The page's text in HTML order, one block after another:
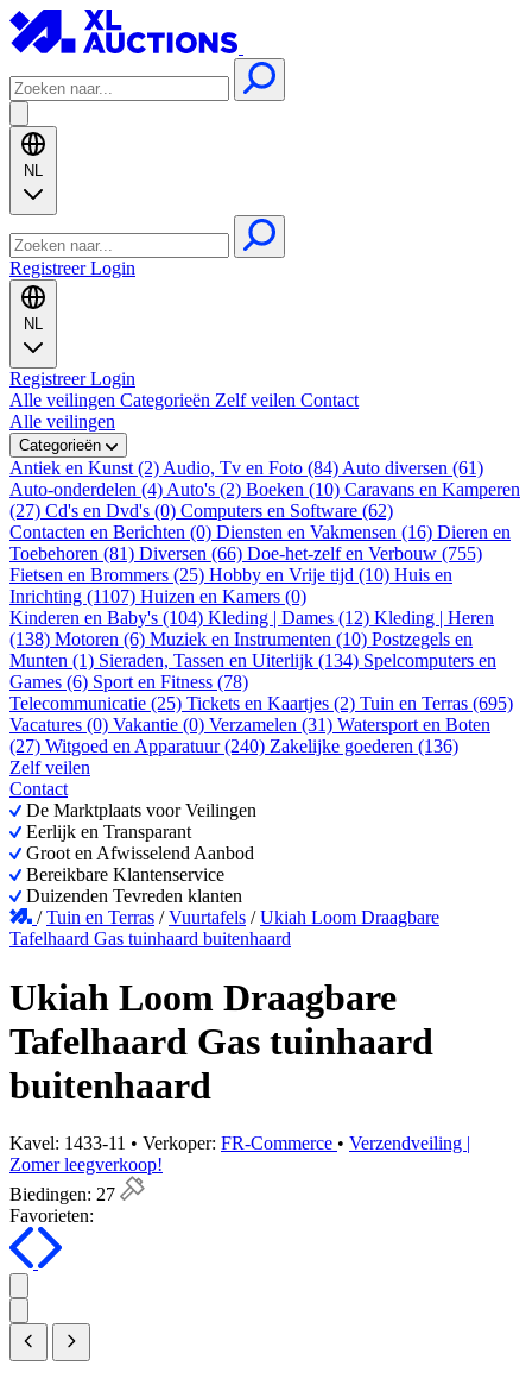
NL
RegistreerLogin
NL
RegistreerLogin
Alle veilingen Categorieën Zelf veilen Contact
Alle veilingen
Categorieën
Antiek en Kunst (2) Audio, Tv en Foto (84) Auto diversen (61)
Auto-onderdelen (4) Auto's (2) Boeken (10) Caravans en Kamperen
(27) Cd's en Dvd's (0) Computers en Software (62)
Contacten en Berichten (0) Diensten en Vakmensen (16) Dieren en
Toebehoren (81) Diversen (66) Doe-het-zelf en Verbouw (755)
Fietsen en Brommers (25) Hobby en Vrije tijd (10) Huis en
Inrichting (1107) Huizen en Kamers (0)
Kinderen en Baby's (104) Kleding | Dames (12) Kleding | Heren
(138) Motoren (6) Muziek en Instrumenten (10) Postzegels en
Munten (1) Sieraden, Tassen en Uiterlijk (134) Spelcomputers en
Games (6) Sport en Fitness (78)
Telecommunicatie (25) Tickets en Kaartjes (2) Tuin en Terras (695)
Vacatures (0) Vakantie (0) Verzamelen (31) Watersport en Boten
(27) Witgoed en Apparatuur (240) Zakelijke goederen (136)
Zelf veilen
Contact
De Marktplaats voor Veilingen
Eerlijk en Transparant
Groot en Afwisselend Aanbod
Bereikbare Klantenservice
Duizenden Tevreden klanten
/Tuin en Terras /Vuurtafels /Ukiah Loom Draagbare
Tafelhaard Gas tuinhaard buitenhaard
Ukiah Loom Draagbare
Tafelhaard Gas tuinhaard
buitenhaard
Kavel: 1433-11 • Verkoper: FR-Commerce • Verzendveiling |
Zomer leegverkoop!
Biedingen: 27
Favorieten: